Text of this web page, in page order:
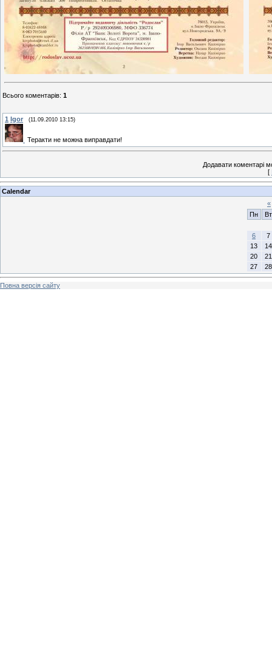
Всього коментарів: 1
1 Igor (11.09.2010 13:15)
Теракти не можна виправдати!
Додавати коментарі
[
Calendar
«
Пн
Вт
6
7
13
14
20
21
27
28
Повна версія сайту